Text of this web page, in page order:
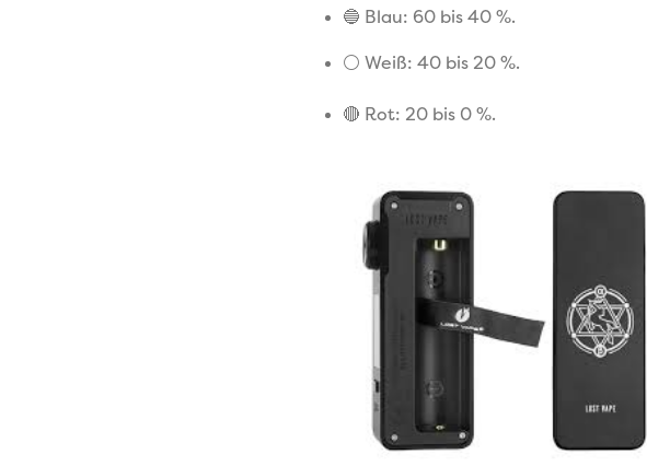
🔵 Blau: 60 bis 40 %.
⚪ Weiß: 40 bis 20 %.
🔴 Rot: 20 bis 0 %.